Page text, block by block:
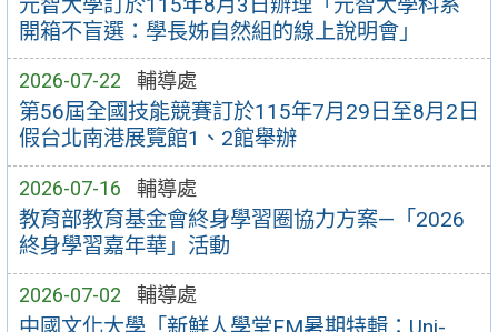
開箱不盲選：學長姊自然組的線上說明會」
2026-07-22 輔導處
第56屆全國技能競賽訂於115年7月29日至8月2日
假台北南港展覽館1、2館舉辦
2026-07-16 輔導處
教育部教育基金會終身學習圈協力方案—「2026
終身學習嘉年華」活動
2026-07-02 輔導處